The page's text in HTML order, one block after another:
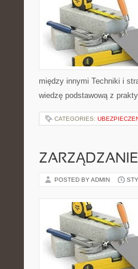
między innymi Techniki i
wiedzę podstawową z
CATEGORIES:
POSTED BY ADMIN